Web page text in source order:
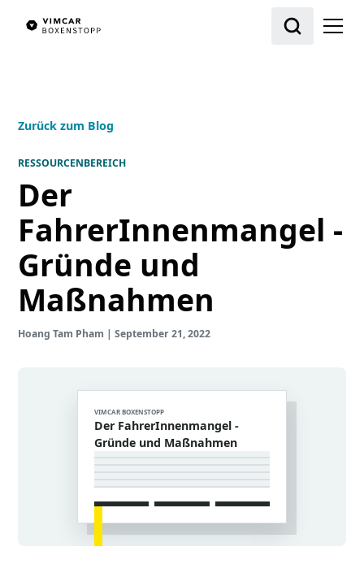
Zurück zum Blog
RESSOURCENBEREICH
Der
FahrerInnenmangel -
Gründe und
Maßnahmen
Hoang Tam Pham |September 21, 2022
VIMCAR BOXENSTOPP
Der FahrerInnenmangel -
Gründe und Maßnahmen